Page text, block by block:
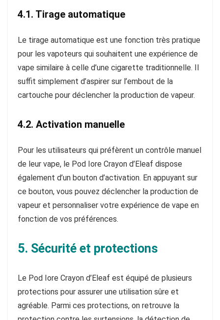
4.1. Tirage automatique
Le tirage automatique est une fonction très pratique
pour les vapoteurs qui souhaitent une expérience de
vape similaire à celle d’une cigarette traditionnelle. Il
suffit simplement d’aspirer sur l’embout de la
cartouche pour déclencher la production de vapeur.
4.2. Activation manuelle
Pour les utilisateurs qui préfèrent un contrôle manuel
de leur vape, le Pod Iore Crayon d’Eleaf dispose
également d’un bouton d’activation. En appuyant sur
ce bouton, vous pouvez déclencher la production de
vapeur et personnaliser votre expérience de vape en
fonction de vos préférences.
5. Sécurité et protections
Le Pod Iore Crayon d’Eleaf est équipé de plusieurs
protections pour assurer une utilisation sûre et
agréable. Parmi ces protections, on retrouve la